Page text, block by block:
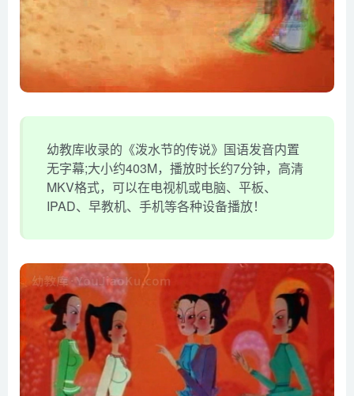
幼教库收录的《泼水节的传说》国语发音内置
无字幕;大小约403M，播放时长约7分钟，高清
MKV格式，可以在电视机或电脑、平板、
IPAD、早教机、手机等各种设备播放！